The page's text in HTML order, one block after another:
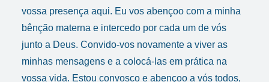
vossa presença aqui. Eu vos abençoo com a minha
bênção materna e intercedo por cada um de vós
junto a Deus. Convido-vos novamente a viver as
minhas mensagens e a colocá-las em prática na
vossa vida. Estou convosco e abençoo a vós todos,